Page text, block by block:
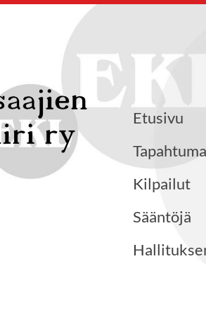
Etusivu
Kilpailut
Sääntöjä